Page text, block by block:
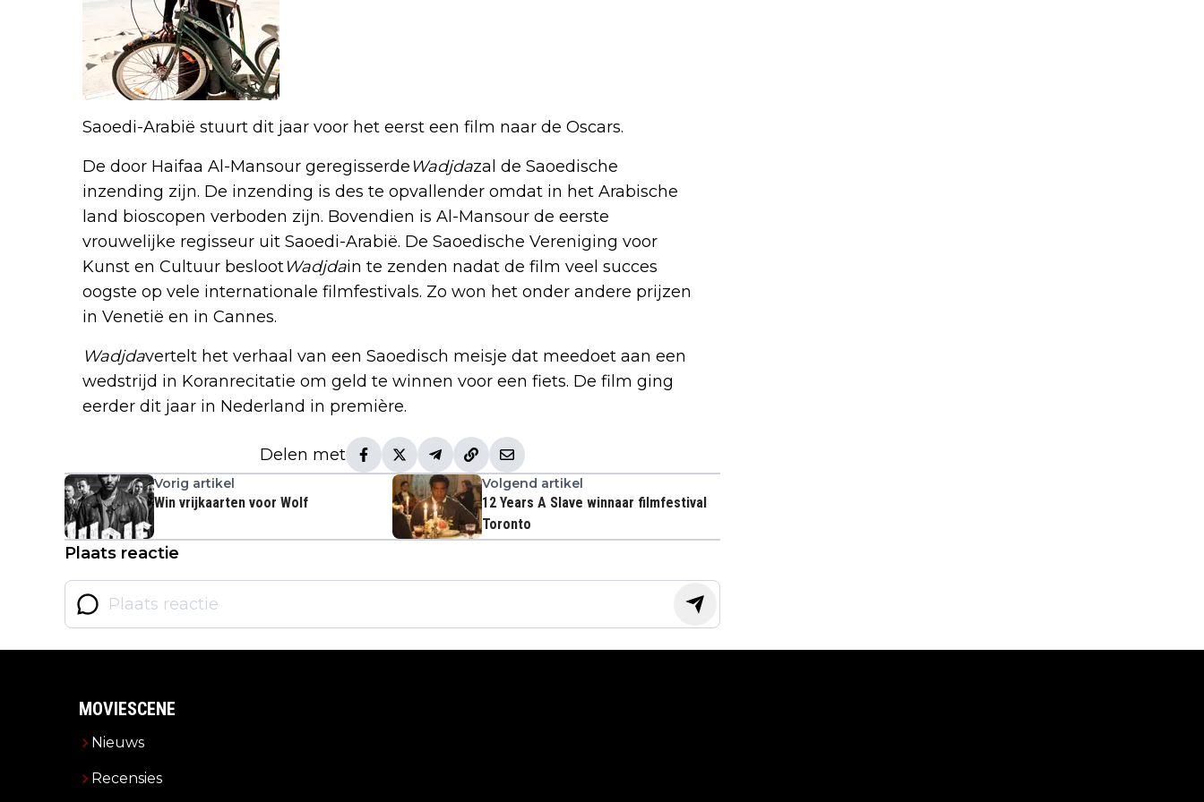
Saoedi-Arabië stuurt dit jaar voor het eerst een film naar de Oscars.
De door Haifaa Al-Mansour geregisserdeWadjdazal de Saoedische
inzending zijn. De inzending is des te opvallender omdat in het Arabische
land bioscopen verboden zijn. Bovendien is Al-Mansour de eerste
vrouwelijke regisseur uit Saoedi-Arabië. De Saoedische Vereniging voor
Kunst en Cultuur beslootWadjdain te zenden nadat de film veel succes
oogste op vele internationale filmfestivals. Zo won het onder andere prijzen
in Venetië en in Cannes.
Wadjdavertelt het verhaal van een Saoedisch meisje dat meedoet aan een
wedstrijd in Koranrecitatie om geld te winnen voor een fiets. De film ging
eerder dit jaar in Nederland in première.
Delen met
Vorig artikel
Win vrijkaarten voor Wolf
Volgend artikel
12 Years A Slave winnaar filmfestival
Toronto
Plaats reactie
MOVIESCENE
Nieuws
Recensies